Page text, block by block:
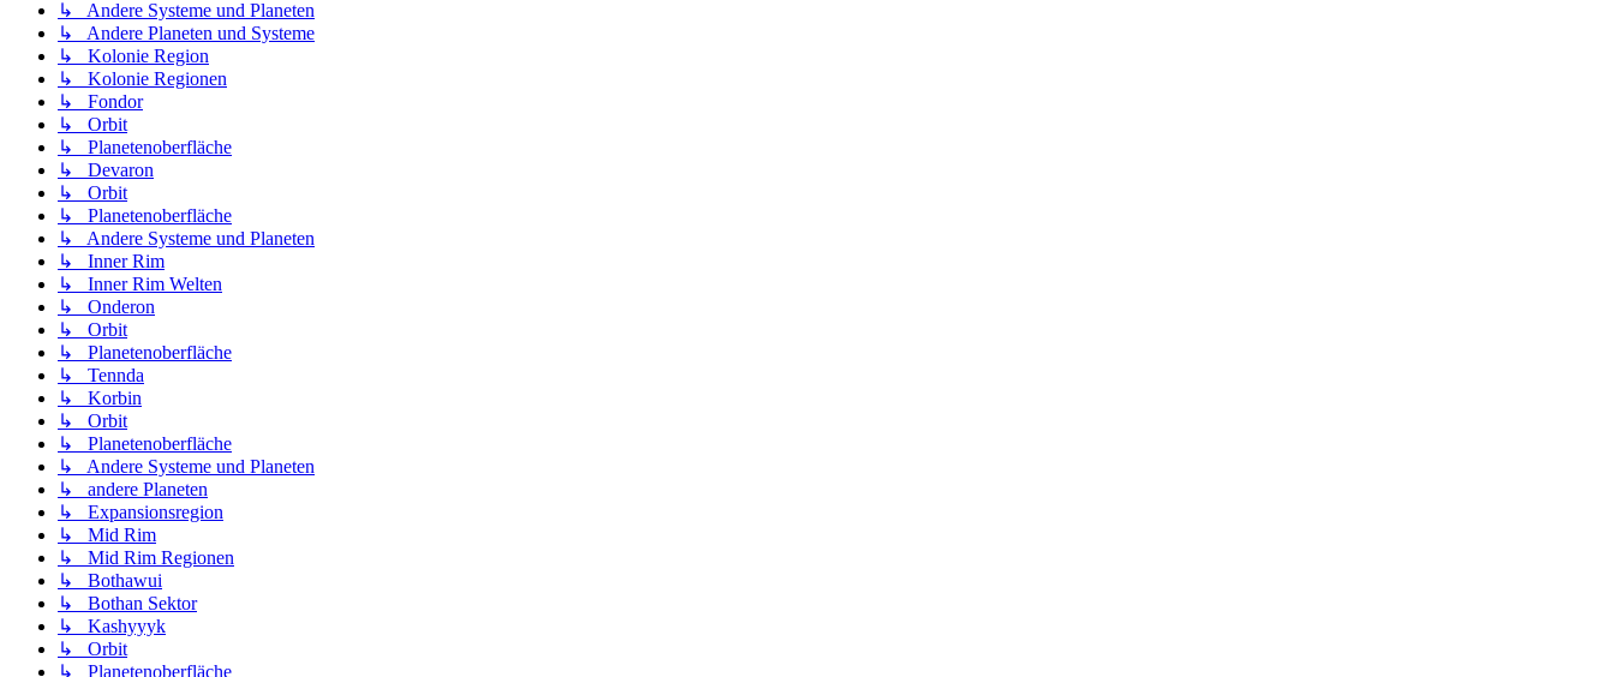
↳ Andere Systeme und Planeten
↳ Andere Planeten und Systeme
↳ Kolonie Region
↳ Kolonie Regionen
↳ Fondor
↳ Orbit
↳ Planetenoberfläche
↳ Devaron
↳ Orbit
↳ Planetenoberfläche
↳ Andere Systeme und Planeten
↳ Inner Rim
↳ Inner Rim Welten
↳ Onderon
↳ Orbit
↳ Planetenoberfläche
↳ Tennda
↳ Korbin
↳ Orbit
↳ Planetenoberfläche
↳ Andere Systeme und Planeten
↳ andere Planeten
↳ Expansionsregion
↳ Mid Rim
↳ Mid Rim Regionen
↳ Bothawui
↳ Bothan Sektor
↳ Kashyyyk
↳ Orbit
↳ Planetenoberfläche